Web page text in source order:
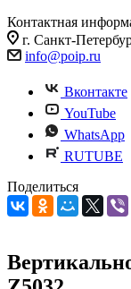
Контактная
г. Санкт-
info@poip.ru
Вконтакте
YouTube
WhatsApp
RUTUBE
Поделиться